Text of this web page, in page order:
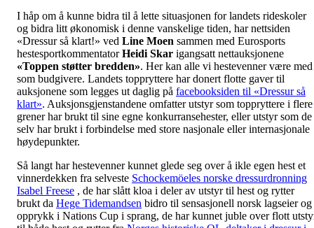
I håp om å kunne bidra til å lette situasjonen for landets rideskoler
og bidra litt økonomisk i denne vanskelige tiden, har nettsiden
«Dressur så klart!» ved Line Moen sammen med Eurosports
hestesportkommentatorHeidi Skar igangsatt nettauksjonene
«Toppen støtter bredden». Her kan alle vi hestevenner være med
som budgivere. Landets toppryttere har donert flotte gaver til
auksjonene som legges ut daglig på facebooksiden til «Dressur så
klart». Auksjonsgjenstandene omfatter utstyr som toppryttere i flere
grener har brukt til sine egne konkurransehester, eller utstyr som de
selv har brukt i forbindelse med store nasjonale eller internasjonale
høydepunkter.
Så langt har hestevenner kunnet glede seg over å ikle egen hest et
vinnerdekken fra selveste Schockemöeles norske dressurdronning
Isabel Freese , de har slått kloa i deler av utstyr til hest og rytter
brukt da Hege Tidemandsen bidro til sensasjonell norsk lagseier og
opprykk i Nations Cup i sprang, de har kunnet juble over flott